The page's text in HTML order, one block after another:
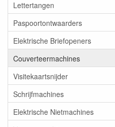
Lettertangen
Paspoortontwaarders
Elektrische Briefopeners
Couverteermachines
Visitekaartsnijder
Schrijfmachines
Elektrische Nietmachines